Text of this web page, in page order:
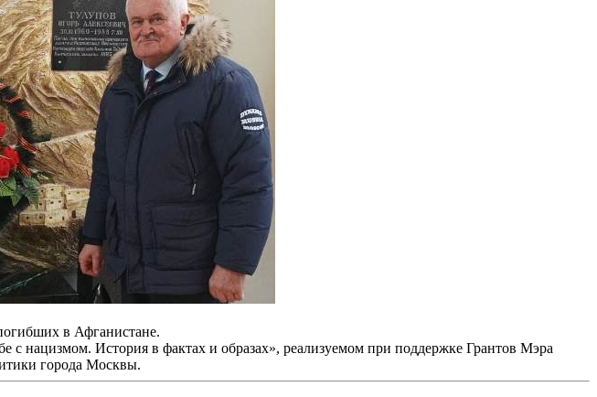
в Афганистане.
нацизмом. История в фактах и образах», реализуемом при поддержке Грантов Мэра
города Москвы.